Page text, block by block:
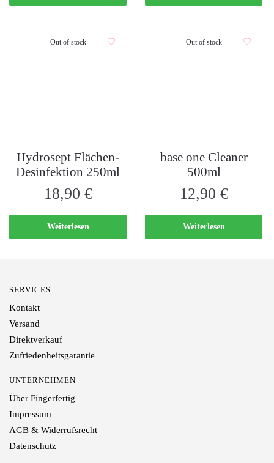
Out of stock
Hydrosept Flächen-
Desinfektion 250ml
18,90 €
Weiterlesen
Out of stock
base one Cleaner
500ml
12,90 €
Weiterlesen
SERVICES
Kontakt
Versand
Direktverkauf
Zufriedenheitsgarantie
UNTERNEHMEN
Über Fingerfertig
Impressum
AGB & Widerrufsrecht
Datenschutz